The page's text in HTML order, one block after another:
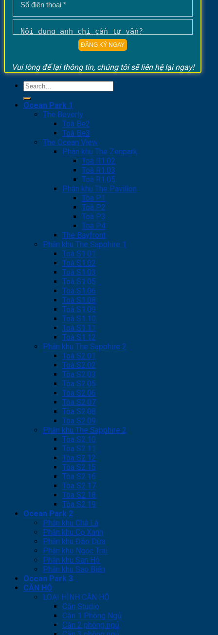
Vui lòng để lại thông tin, chúng tôi sẽ liên hệ lại ngay!
Ocean Park 1
The Beverly
Toà Be2
Toà Be3
The Ocean View
Phân khu The Zenpark
Toà R1.02
Toà R1.03
Toà R1.05
Phân khu The Pavilion
Tòa P1
Toà P2
Toà P3
Toà P4
The Bayfront
Phân khu The Sapphire 1
Toà S1.01
Toà S1.02
Toà S1.03
Toà S1.05
Toà S1.06
Toà S1.08
Toà S1.09
Toà S1.10
Toà S1.11
Toà S1.12
Phân khu The Sapphire 2
Toà S2.01
Toà S2.02
Tòa S2.03
Tòa S2.05
Tòa S2.06
Tòa S2.07
Tòa S2.08
Tòa S2.09
Phân khu The Sapphire 2
Tòa S2.10
Tòa S2.11
Tòa S2.12
Tòa S2.15
Tòa S2.16
Tòa S2.17
Tòa S2.18
Tòa S2.19
Ocean Park 2
Phân khu Chà Là
Phân khu Cọ Xanh
Phân khu Đảo Dừa
Phân khu Ngọc Trai
Phân khu San Hô
Phân khu Sao Biển
Ocean Park 3
CĂN HỘ
LOẠI HÌNH CĂN HỘ
Căn Studio
Căn 1 Phòng Ngủ
Căn 2 phòng ngủ